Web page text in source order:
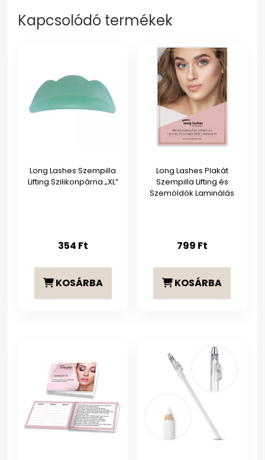
Kapcsolódó termékek
Long Lashes Szempilla
Lifting Szilikonpárna „XL”
354 Ft
KOSÁRBA
Long Lashes Plakát
Szempilla Lifting és
Szemöldök Laminálás
799 Ft
KOSÁRBA